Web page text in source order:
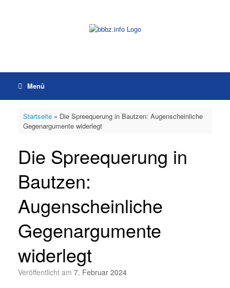
Menü
Startseite» Die Spreequerung in Bautzen: Augenscheinliche
Gegenargumente widerlegt
Die Spreequerung in
Bautzen:
Augenscheinliche
Gegenargumente
widerlegt
Veröffentlicht am 7. Februar 2024